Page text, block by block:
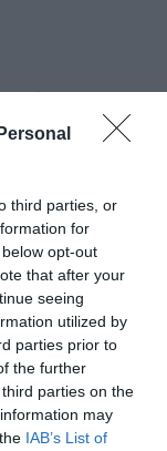
third parties, or
for
opt-out
that after your
seeing
utilized by
parties prior to
the further
parties on the
may
IAB’s List of
kövessen